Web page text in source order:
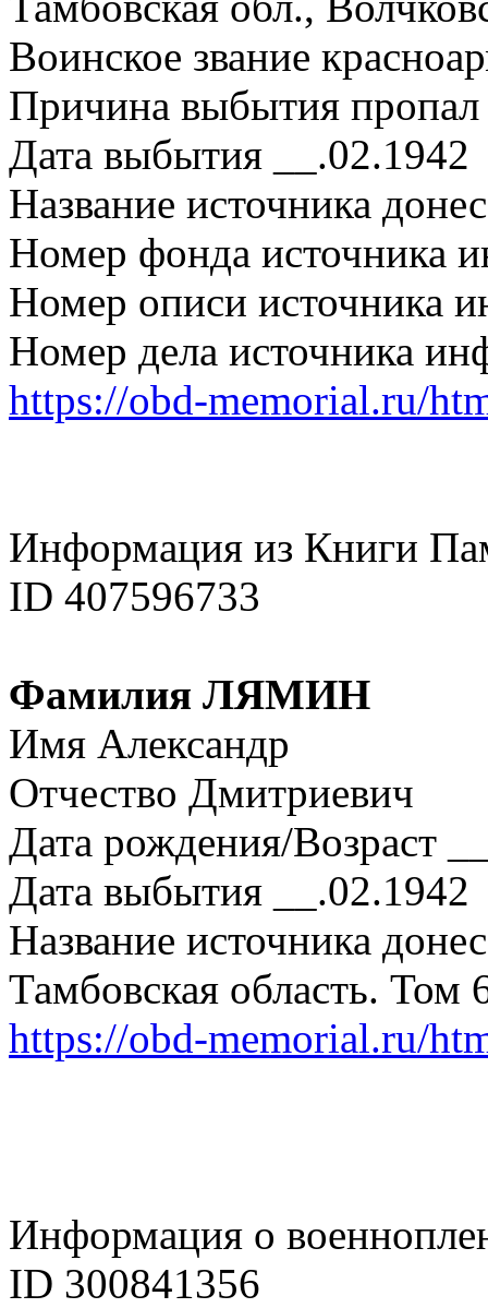
Воинское звание
Причина выбытия пропал
Дата выбытия __.02.1942
Название источника
Номер фонда источника
Номер описи источника
Номер дела источника
https://obd-memorial.ru/
Информация из Книги
ID 407596733
Фамилия ЛЯМИН
Имя Александр
Отчество Дмитриевич
Дата рождения/Возраст
Дата выбытия __.02.1942
Название источника
Тамбовская область. Том
https://obd-memorial.ru/
Информация о
ID 300841356